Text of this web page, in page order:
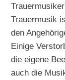
Trauermusik
den
Einige
die eigene
auch die